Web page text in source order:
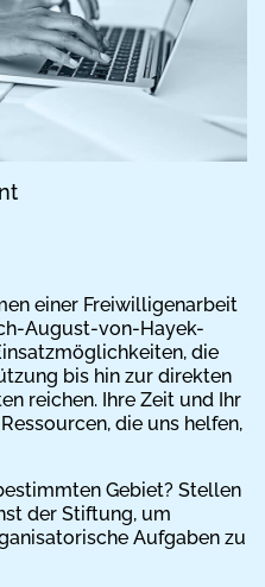
einer Freiwilligenarbeit
August-von-Hayek-
die
bis hin zur direkten
reichen. Ihre Zeit und Ihr
die uns helfen,
Gebiet? Stellen
der Stiftung, um
Aufgaben zu